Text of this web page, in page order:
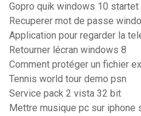
Gopro quik windows 10 startet
Recuperer mot de passe
Application pour regarder la
Retourner lécran windows 8
Comment protéger un fichier
Tennis world tour demo psn
Service pack 2 vista 32 bit
Mettre musique pc sur iphone